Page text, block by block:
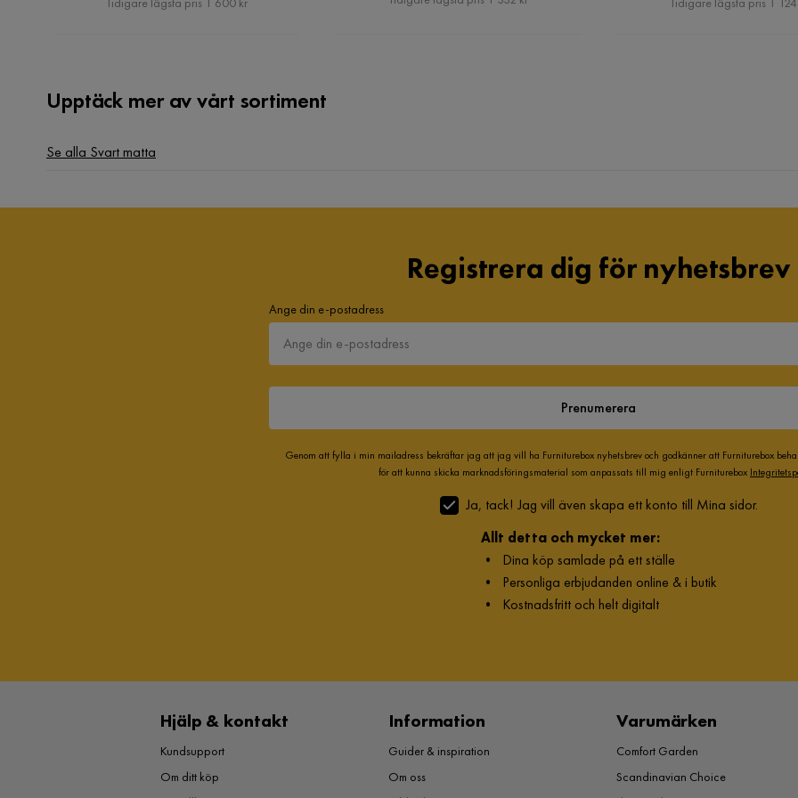
Upptäck mer av vårt sortiment
Se alla Svart matta
Registrera dig för nyhetsbrev
Ange din e-postadress
Prenumerera
Genom att fylla i min mailadress bekräftar jag att jag vill ha Furniturebox nyhetsbrev och godkänner att Furniturebox
för att kunna skicka marknadsföringsmaterial som anpassats till mig enligt Furniturebox
Ja, tack! Jag vill även skapa ett konto till Mina sidor.
Allt detta och mycket mer:
• Dina köp samlade på ett ställe
• Personliga erbjudanden online & i butik
• Kostnadsfritt och helt digitalt
Hjälp & kontakt
Kundsupport
Om ditt köp
Information
Guider & inspiration
Om oss
Varumärken
Comfort Garden
Scandinavian Choice